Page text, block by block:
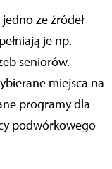
ze źródeł
je np.
seniorów.
miejsca na
programy dla
podwórkowego